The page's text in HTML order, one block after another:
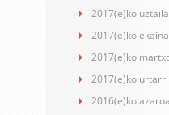
2017(e)ko uztaila
2017(e)ko ekaina
2017(e)ko
2017(e)ko
2016(e)ko azaroa